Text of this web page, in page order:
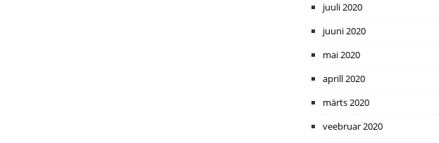
juuli 2020
juuni 2020
mai 2020
aprill 2020
märts 2020
veebruar 2020